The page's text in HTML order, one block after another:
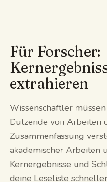
Für Forscher:
extrahieren
Wissenschaftler
Dutzende von Arbeiten
Zusammenfassung
akademischer Arbeiten
Kernergebnisse und
deine Leseliste